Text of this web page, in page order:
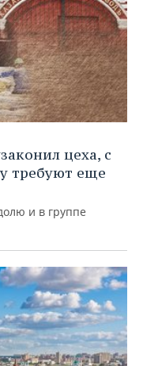
цеха, с
требуют еще
и в группе